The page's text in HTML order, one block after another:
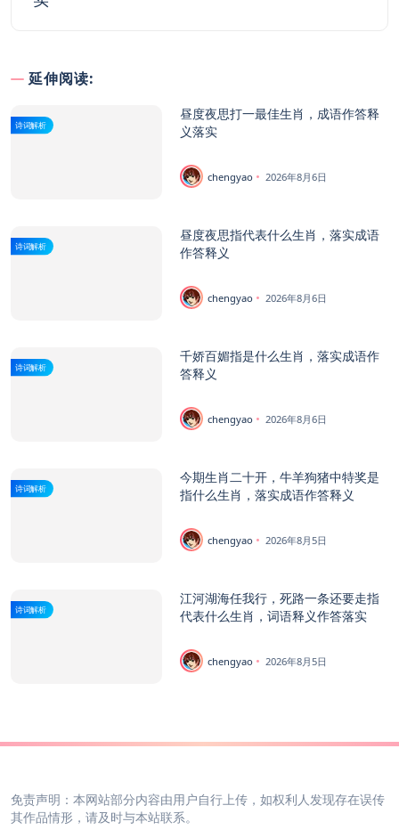
延伸阅读:
诗词解析
昼度夜思打一最佳生肖，成语作答释
义落实
chengyao 2026年8月6日
诗词解析
昼度夜思指代表什么生肖，落实成语
作答释义
chengyao 2026年8月6日
诗词解析
千娇百媚指是什么生肖，落实成语作
答释义
chengyao 2026年8月6日
诗词解析
今期生肖二十开，牛羊狗猪中特奖是
指什么生肖，落实成语作答释义
chengyao 2026年8月5日
诗词解析
江河湖海任我行，死路一条还要走指
代表什么生肖，词语释义作答落实
chengyao 2026年8月5日
免责声明：本网站部分内容由用户自行上传，如权利人发现存在误传
其作品情形，请及时与本站联系。